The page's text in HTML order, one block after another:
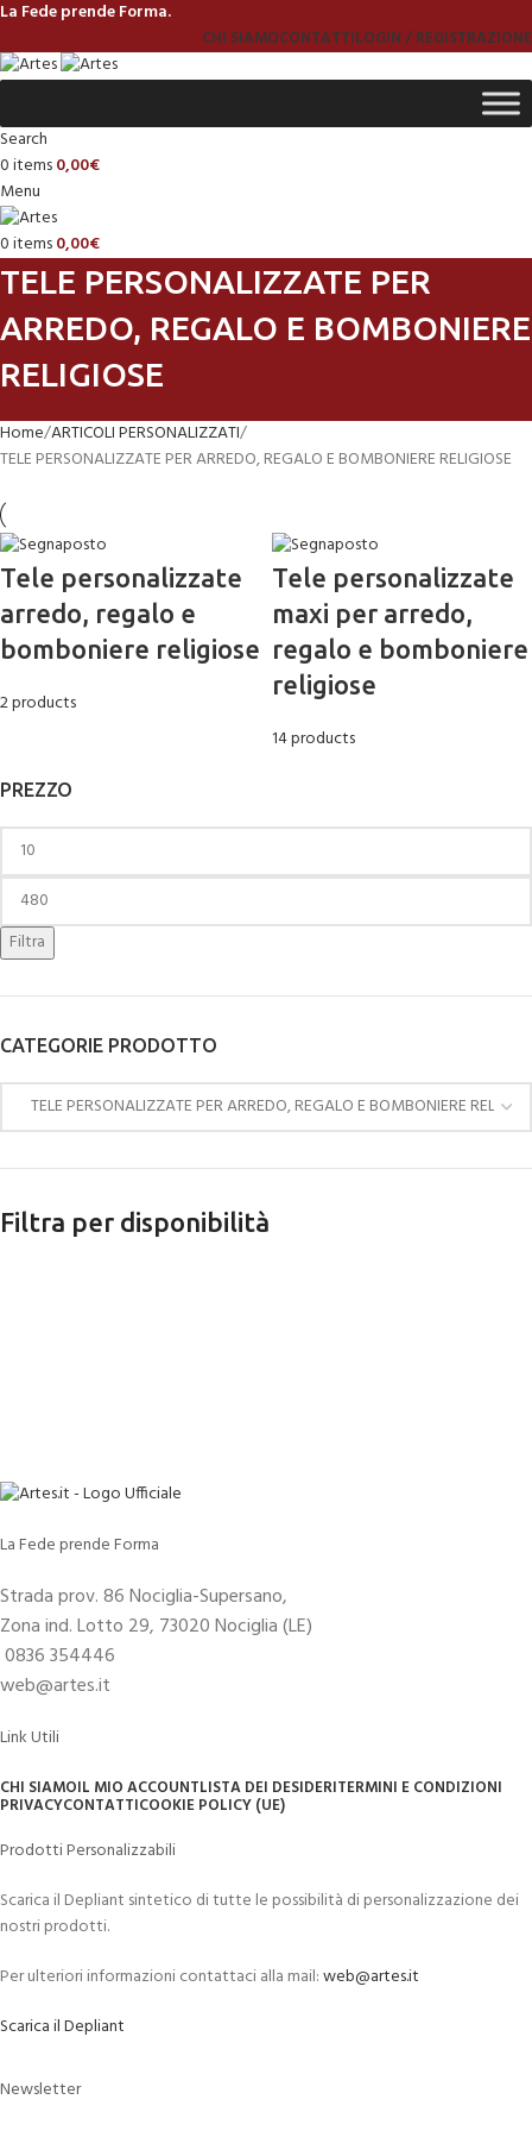
La Fede prende Forma.
CHI SIAMOCONTATTILOGIN / REGISTRAZIONE
Search
0items0,00€
Menu
0items0,00€
TELE PERSONALIZZATE PER
ARREDO, REGALO E BOMBONIERE
RELIGIOSE
PREZZO
Filtra
CATEGORIE PRODOTTO
Filtra per disponibilità
Home ARTICOLI PERSONALIZZATI
TELE PERSONALIZZATE PER ARREDO, REGALO E BOMBONIERE RELIGIOSE
Tele personalizzate
arredo, regalo e
bomboniere religiose
2 products
Tele personalizzate
maxi per arredo,
regalo e bomboniere
religiose
14 products
La Fede prende Forma
Strada prov. 86 Nociglia-Supersano,
Zona ind. Lotto 29, 73020 Nociglia (LE)
0836 354446
web@artes.it
Link Utili
CHI SIAMOIL MIO ACCOUNTLISTA DEI DESIDERITERMINI E CONDIZIONI
PRIVACYCONTATTICOOKIE POLICY (UE)
Prodotti Personalizzabili
Scarica il Depliant sintetico di tutte le possibilità di personalizzazione dei
nostri prodotti.
Per ulteriori informazioni contattaci alla mail:web@artes.it
Scarica il Depliant
Newsletter